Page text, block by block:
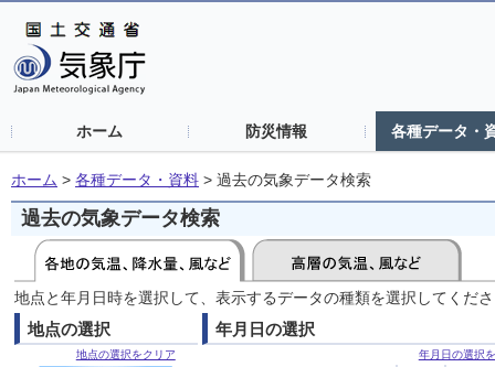
ホーム 防災情報 各種データ・
ホーム > 各種データ・資料 > 過去の気象データ検索
過去の気象データ検索
地点と年月日時を選択して、表示するデータの種類を選択してくだ
地点の選択
地点の選択をクリア
年月日の選択
年月日の選択